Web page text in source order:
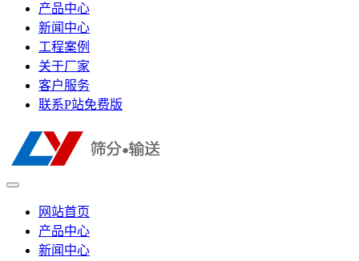
产品中心
新闻中心
工程案例
关于厂家
客户服务
联系P站免费版
网站首页
产品中心
新闻中心